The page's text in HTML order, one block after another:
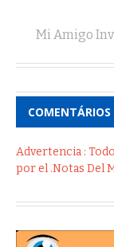
Mi Amigo
COMENTÁRIOS
Advertencia :
por el .Notas Del